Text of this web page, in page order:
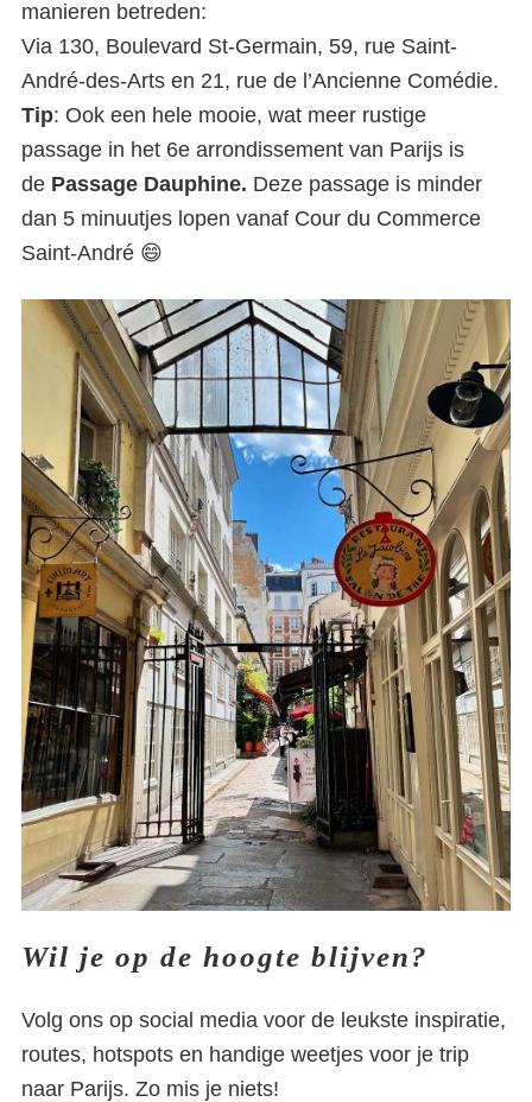
Cour du commerce Saint-
André: prachtige verborgen
passage met schattige
restaurantjes
manieren betreden:
Via 130, Boulevard St-Germain, 59, rue Saint-
André-des-Arts en 21, rue de l’Ancienne Comédie.
Tip: Ook een hele mooie, wat meer rustige
passage in het 6e arrondissement van Parijs is
de Passage Dauphine. Deze passage is minder
dan 5 minuutjes lopen vanaf Cour du Commerce
Saint-André 😄
Wil je op de hoogte blijven?
Volg ons op social media voor de leukste inspiratie,
routes, hotspots en handige weetjes voor je trip
naar Parijs. Zo mis je niets!